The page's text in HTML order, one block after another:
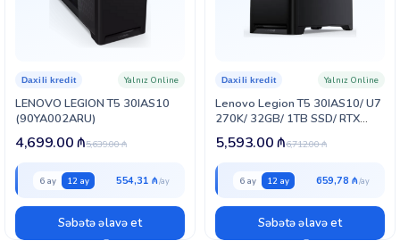
LENOVO LEGION T5 30IAS10
(90YA002ARU)
Daxili kredit Yalnız Online
5,639.00₼
4,699.00₼
6 ay 12 ay 554,31 ₼
Səbətə əlavə et
Lenovo Legion T5 30IAS10/ U7
270K/ 32GB/ 1TB SSD/ RTX
5060 Ti 8GB
Daxili kredit Yalnız Online
6,712.00₼
5,593.00₼
6 ay 12 ay 659,78 ₼
Səbətə əlavə et